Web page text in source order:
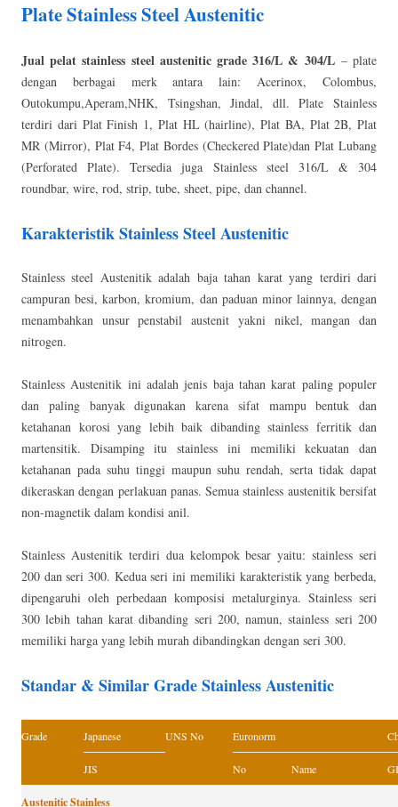
Plate Stainless Steel Austenitic
Jual pelat stainless steel austenitic grade 316/L & 304/L– plate
dengan berbagai merk antara lain: Acerinox, Colombus,
Outokumpu,Aperam,NHK, Tsingshan, Jindal, dll. Plate Stainless
terdiri dari Plat Finish 1, Plat HL (hairline), Plat BA, Plat 2B, Plat
MR (Mirror), Plat F4, Plat Bordes (Checkered Plate)dan Plat Lubang
(Perforated Plate). Tersedia juga Stainless steel 316/L & 304
roundbar, wire, rod, strip, tube, sheet, pipe, dan channel.
Karakteristik Stainless Steel Austenitic
Stainless steel Austenitik adalah baja tahan karat yang terdiri dari
campuran besi, karbon, kromium, dan paduan minor lainnya, dengan
menambahkan unsur penstabil austenit yakni nikel, mangan dan
nitrogen.
Stainless Austenitik ini adalah jenis baja tahan karat paling populer
dan paling banyak digunakan karena sifat mampu bentuk dan
ketahanan korosi yang lebih baik dibanding stainless ferritik dan
martensitik. Disamping itu stainless ini memiliki kekuatan dan
ketahanan pada suhu tinggi maupun suhu rendah, serta tidak dapat
dikeraskan dengan perlakuan panas. Semua stainless austenitik bersifat
non-magnetik dalam kondisi anil.
Stainless Austenitik terdiri dua kelompok besar yaitu: stainless seri
200 dan seri 300. Kedua seri ini memiliki karakteristik yang berbeda,
dipengaruhi oleh perbedaan komposisi metalurginya. Stainless seri
300 lebih tahan karat dibanding seri 200, namun, stainless seri 200
memiliki harga yang lebih murah dibandingkan dengan seri 300.
Standar & Similar Grade Stainless Austenitic
Grade Japanese UNS No Euronorm
JIS No Name
Austenitic Stainless